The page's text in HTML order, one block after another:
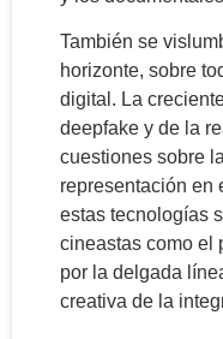
También se
horizonte, sobre
digital. La
deepfake y de la
cuestiones sobre
representación en
estas tecnologías
cineastas como el
por la delgada
creativa de la